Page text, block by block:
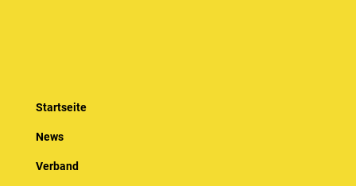
Startseite
News
Verband